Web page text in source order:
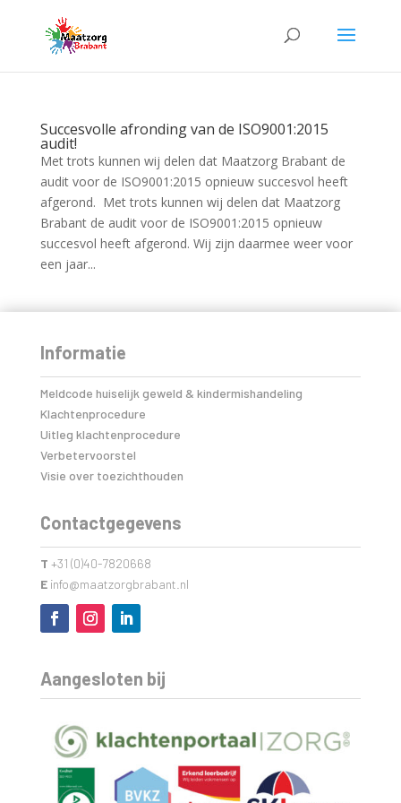
Succesvolle afronding van de ISO9001:2015
audit!
Met trots kunnen wij delen dat Maatzorg Brabant de
audit voor de ISO9001:2015 opnieuw succesvol heeft
afgerond. Met trots kunnen wij delen dat Maatzorg
Brabant de audit voor de ISO9001:2015 opnieuw
succesvol heeft afgerond. Wij zijn daarmee weer voor
een jaar...
Informatie
Meldcode huiselijk geweld & kindermishandeling
Klachtenprocedure
Uitleg klachtenprocedure
Verbetervoorstel
Visie over toezichthouden
Contactgegevens
T +31 (0)40-7820668
E info@maatzorgbrabant.nl
Aangesloten bij